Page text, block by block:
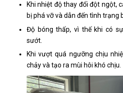
Khi nhiệt độ thay đổi đột ngột,
bị phá vỡ và dẫn đến tình trạng
Độ bóng thấp, vì thế khi có
sướt.
Khi vượt quá ngưỡng chịu
chảy và tạo ra mùi hôi khó chịu.